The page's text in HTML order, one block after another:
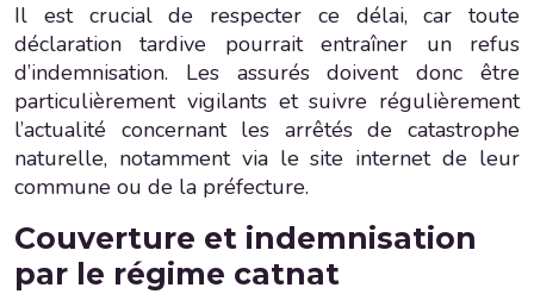
Il est crucial de respecter ce délai, car toute
déclaration tardive pourrait entraîner un refus
d’indemnisation. Les assurés doivent donc être
particulièrement vigilants et suivre régulièrement
l’actualité concernant les arrêtés de catastrophe
naturelle, notamment via le site internet de leur
commune ou de la préfecture.
Couverture et indemnisation
par le régime catnat